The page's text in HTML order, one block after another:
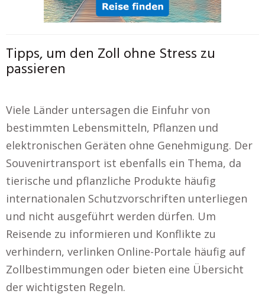
Tipps, um den Zoll ohne Stress zu
passieren
Viele Länder untersagen die Einfuhr von
bestimmten Lebensmitteln, Pflanzen und
elektronischen Geräten ohne Genehmigung. Der
Souvenirtransport ist ebenfalls ein Thema, da
tierische und pflanzliche Produkte häufig
internationalen Schutzvorschriften unterliegen
und nicht ausgeführt werden dürfen. Um
Reisende zu informieren und Konflikte zu
verhindern, verlinken Online-Portale häufig auf
Zollbestimmungen oder bieten eine Übersicht
der wichtigsten Regeln.